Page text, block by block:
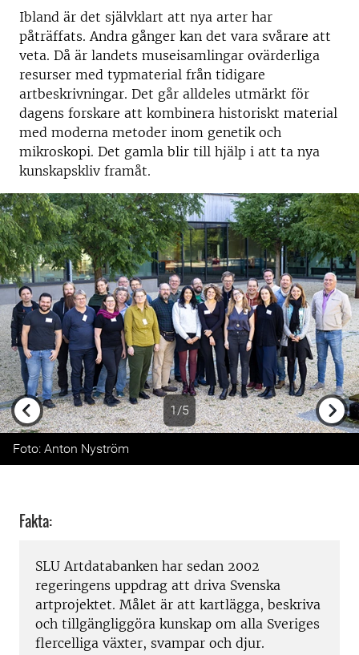
Ibland är det självklart att nya arter har
påträffats. Andra gånger kan det vara svårare att
veta. Då är landets museisamlingar ovärderliga
resurser med typmaterial från tidigare
artbeskrivningar. Det går alldeles utmärkt för
dagens forskare att kombinera historiskt material
med moderna metoder inom genetik och
mikroskopi. Det gamla blir till hjälp i att ta nya
kunskapskliv framåt.
1/5
Previous
Foto: Anton Nyström
Fakta:
SLU Artdatabanken har sedan 2002
regeringens uppdrag att driva Svenska
artprojektet. Målet är att kartlägga, beskriva
och tillgängliggöra kunskap om alla Sveriges
flercelliga växter, svampar och djur.